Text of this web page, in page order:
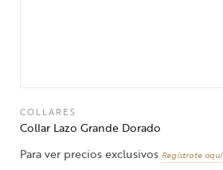
COLLARES
Collar Lazo Grande Dorado
Para ver precios exclusivos Regístrate aquí